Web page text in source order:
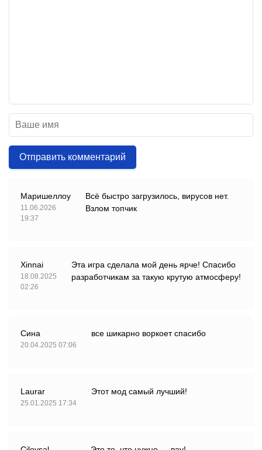
Отправить комментарий
Маришеллоу
11.06.2026
19:37
Всё быстро загрузилось, вирусов нет.
Взлом топчик
Xinnai
18.08.2025
02:26
Эта игра сделала мой день ярче! Спасибо
разработчикам за такую крутую атмосферу!
Сина
20.04.2025 07:06
все шикарно воркоет спасибо
Laurar
25.01.2025 17:34
Этот мод самый лучший!